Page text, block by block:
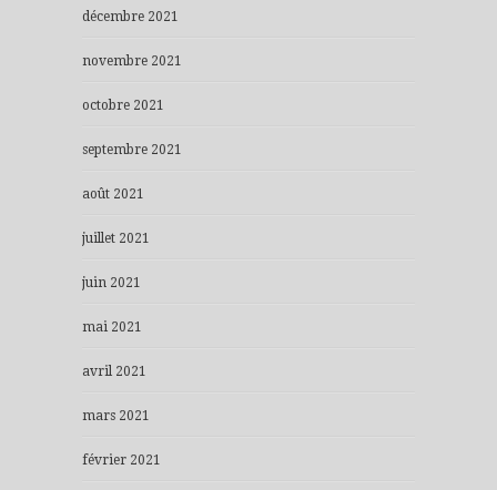
décembre 2021
novembre 2021
octobre 2021
septembre 2021
août 2021
juillet 2021
juin 2021
mai 2021
avril 2021
mars 2021
février 2021